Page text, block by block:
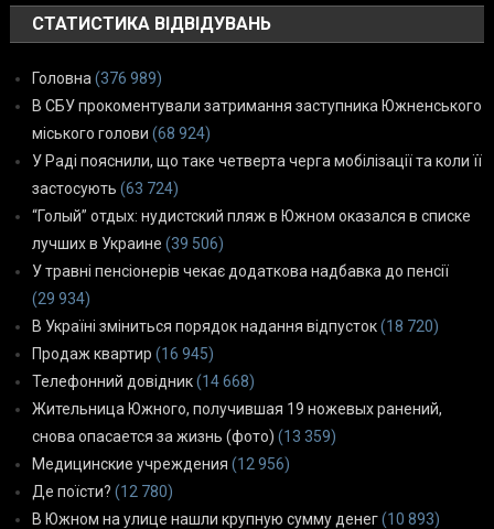
СТАТИСТИКА ВІДВІДУВАНЬ
Головна (376 989)
В СБУ прокоментували затримання заступника Южненського
міського голови (68 924)
У Раді пояснили, що таке четверта черга мобілізації та коли її
застосують (63 724)
“Голый” отдых: нудистский пляж в Южном оказался в списке
лучших в Украине (39 506)
У травні пенсіонерів чекає додаткова надбавка до пенсії
(29 934)
В Україні зміниться порядок надання відпусток(18 720)
Продаж квартир (16 945)
Телефонний довідник(14 668)
Жительница Южного, получившая 19 ножевых ранений,
снова опасается за жизнь (фото) (13 359)
Медицинские учреждения (12 956)
Де поїсти? (12 780)
В Южном на улице нашли крупную сумму денег(10 893)